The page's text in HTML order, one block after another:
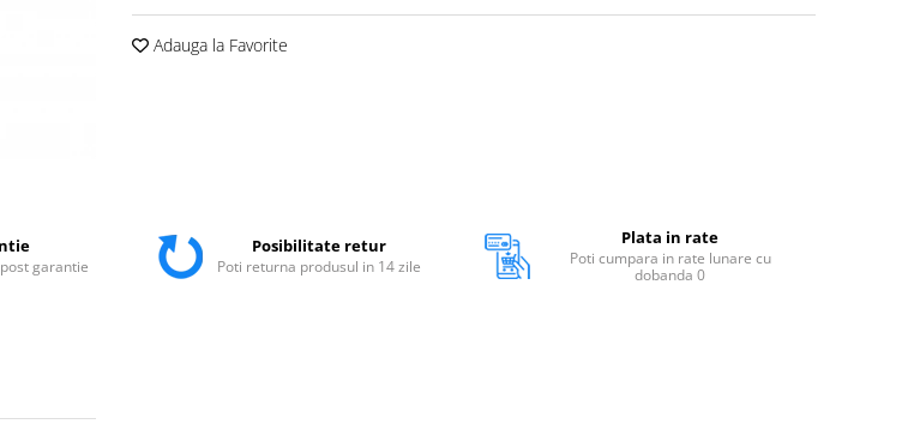
Adauga la Favorite
garantie
Posibilitate retur
Poti returna produsul in 14 zile
Plata in rate
Poti cumpara in rate lunare cu
dobanda 0